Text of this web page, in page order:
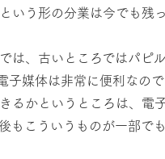
いう形の分業は今でも残っ
は、古いところではパピ
子媒体は非常に便利なの
るかというところは、電
もこういうものが一部で